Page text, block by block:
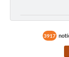
Lei Aldir Blanc
3917